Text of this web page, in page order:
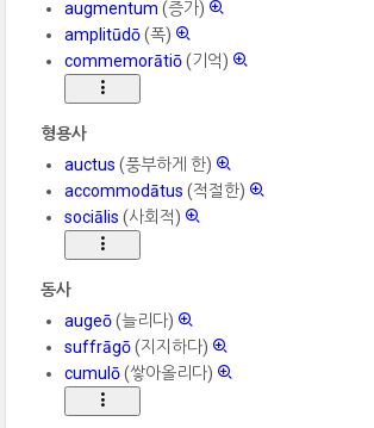
augmentum (증가)
amplitūdō(폭)
commemorātiō(기억)
형용사
auctus (풍부하게 한)
accommodātus (적절한)
sociālis (사회적)
동사
augeō(늘리다)
suffrāgō(지지하다)
cumulō(쌓아올리다)